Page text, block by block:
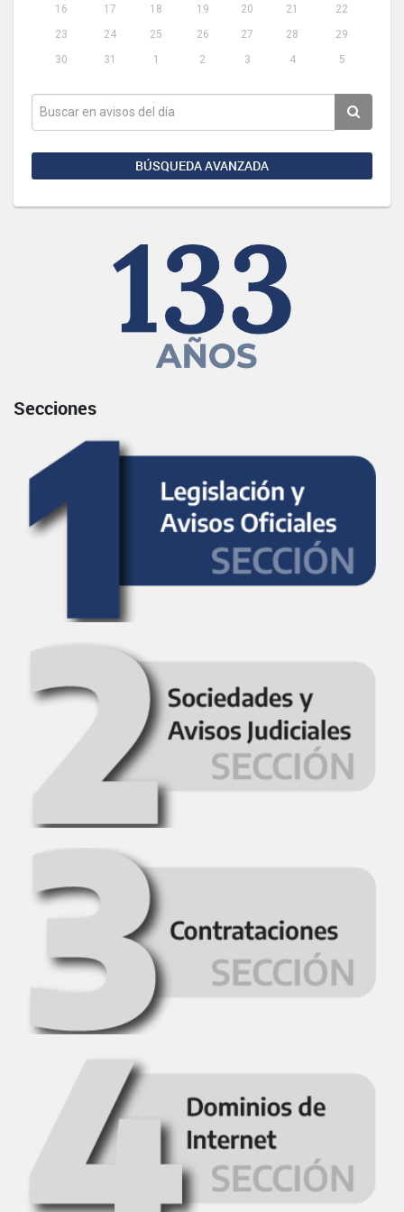
16
17 18 19 20 21
22
23
24 25 26 27 28
29
30
31 1 2 3 4 5
BÚSQUEDA AVANZADA
Secciones